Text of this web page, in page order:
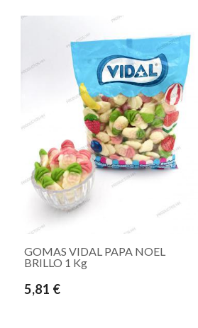
GOMAS VIDAL PAPA NOEL
BRILLO 1 Kg
5,81 €